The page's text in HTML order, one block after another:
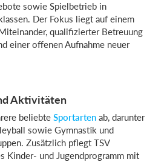
Einloggen
sowie Spielbetrieb in
Der Fokus liegt auf einem
qualifizierter Betreuung
einer offenen Aufnahme neuer
Aktivitäten
beliebte Sportarten ab, darunter
sowie Gymnastik und
Zusätzlich pflegt TSV
Kinder- und Jugendprogramm mit